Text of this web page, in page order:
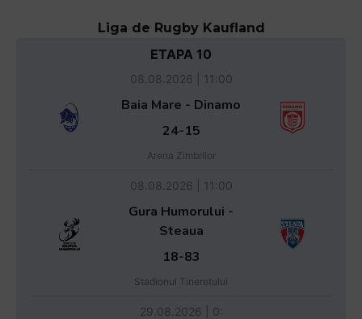
Liga de Rugby Kaufland
ETAPA 10
08.08.2026 | 11:00
Baia Mare - Dinamo
24-15
Arena Zimbrilor
08.08.2026 | 11:00
Gura Humorului -
Steaua
18-83
Stadionul Tineretului
29.08.2026 | 0: